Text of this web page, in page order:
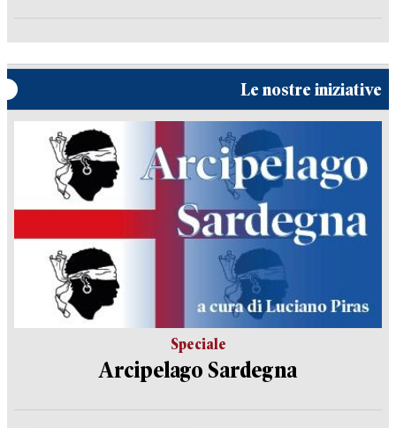
Le nostre iniziative
Speciale
Arcipelago Sardegna